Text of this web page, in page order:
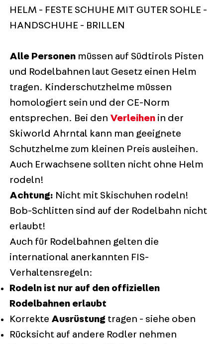
HELM - FESTE SCHUHE MIT GUTER SOHLE -
HANDSCHUHE - BRILLEN
Alle Personen müssen auf Südtirols Pisten
und Rodelbahnen laut Gesetz einen Helm
tragen. Kinderschutzhelme müssen
homologiert sein und der CE-Norm
entsprechen. Bei den Verleihenin der
Skiworld Ahrntal kann man geeignete
Schutzhelme zum kleinen Preis ausleihen.
Auch Erwachsene sollten nicht ohne Helm
rodeln!
Achtung: Nicht mit Skischuhen rodeln!
Bob-Schlitten sind auf der Rodelbahn nicht
erlaubt!
Auch für Rodelbahnen gelten die
international anerkannten FIS-
Verhaltensregeln:
Rodeln ist nur auf den offiziellen
Rodelbahnen erlaubt
Korrekte Ausrüstungtragen - siehe oben
Rücksicht auf andere Rodler nehmen